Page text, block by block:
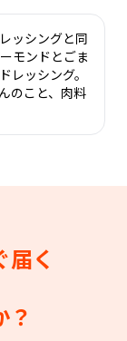
ッシングと同
モンドとごま
レッシング。
のこと、肉料
届く
？